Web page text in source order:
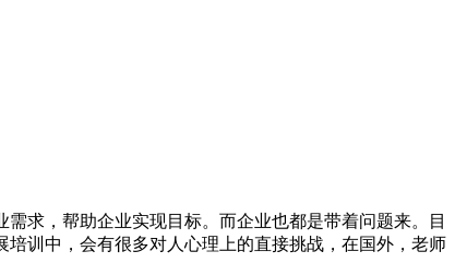
求，帮助企业实现目标。而企业也都是带着问题来。目
训中，会有很多对人心理上的直接挑战，在国外，老师